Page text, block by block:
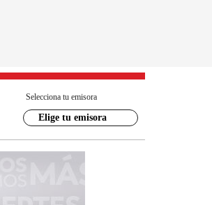
Selecciona tu emisora
Elige tu emisora